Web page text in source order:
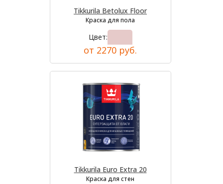
Tikkurila Betolux Floor
Краска для пола
Цвет:
от 2270 руб.
Tikkurila Euro Extra 20
Краска для стен